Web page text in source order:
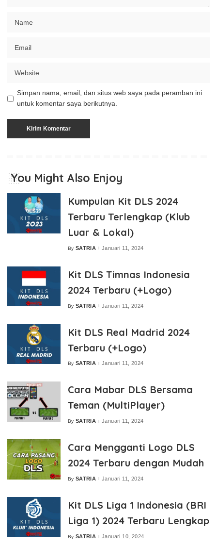
Simpan nama, email, dan situs web saya pada peramban ini
untuk komentar saya berikutnya.
You Might Also Enjoy
Kumpulan Kit DLS 2024
Terbaru Terlengkap (Klub
Luar & Lokal)
Posted
By SATRIA Januari 11, 2024
Kit DLS Timnas Indonesia
2024 Terbaru (+Logo)
Posted
By SATRIA Januari 11, 2024
Kit DLS Real Madrid 2024
Terbaru (+Logo)
Posted
By SATRIA Januari 11, 2024
Cara Mabar DLS Bersama
Teman (MultiPlayer)
Posted
By SATRIA Januari 11, 2024
Cara Mengganti Logo DLS
2024 Terbaru dengan Mudah
Posted
By SATRIA Januari 11, 2024
Kit DLS Liga 1 Indonesia (BRI
Liga 1) 2024 Terbaru Lengkap
Posted
By SATRIA Januari 10, 2024